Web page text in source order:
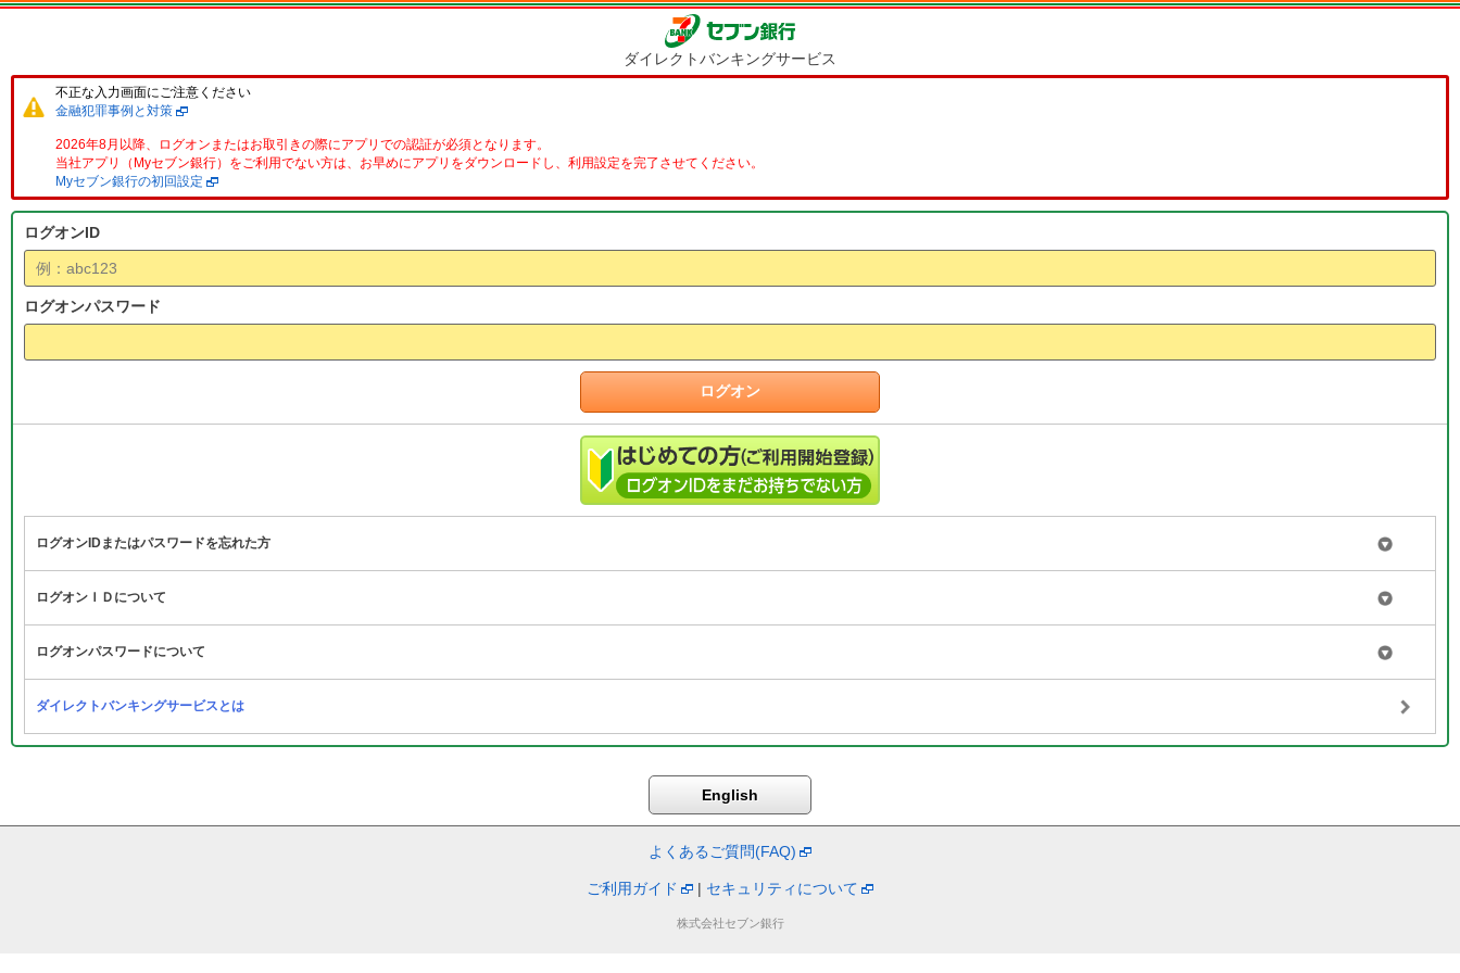
ダイレクトバンキングサービス
不正な入力画面にご注意ください
金融犯罪事例と対策
2026年8月以降、ログオンまたはお取引きの際にアプリでの認証が必須となります。
当社アプリ（Myセブン銀行）をご利用でない方は、お早めにアプリをダウンロードし、利用設定を完了させてください。
Myセブン銀行の初回設定
ログオンID
ログオンパスワード
ログオンIDまたはパスワードを忘れた方
ログオンＩＤについて
ログオンパスワードについて
ダイレクトバンキングサービスとは
よくあるご質問(FAQ)
ご利用ガイド | セキュリティについて
株式会社セブン銀行